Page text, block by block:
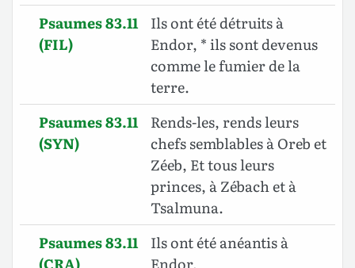
Psaumes 83.11
(FIL)
Ils ont été détruits à
Endor, * ils sont devenus
comme le fumier de la
terre.
Psaumes 83.11
(SYN)
Rends-les, rends leurs
chefs semblables à Oreb et
Zéeb, Et tous leurs
princes, à Zébach et à
Tsalmuna.
Psaumes 83.11
(CRA)
Ils ont été anéantis à
Endor,